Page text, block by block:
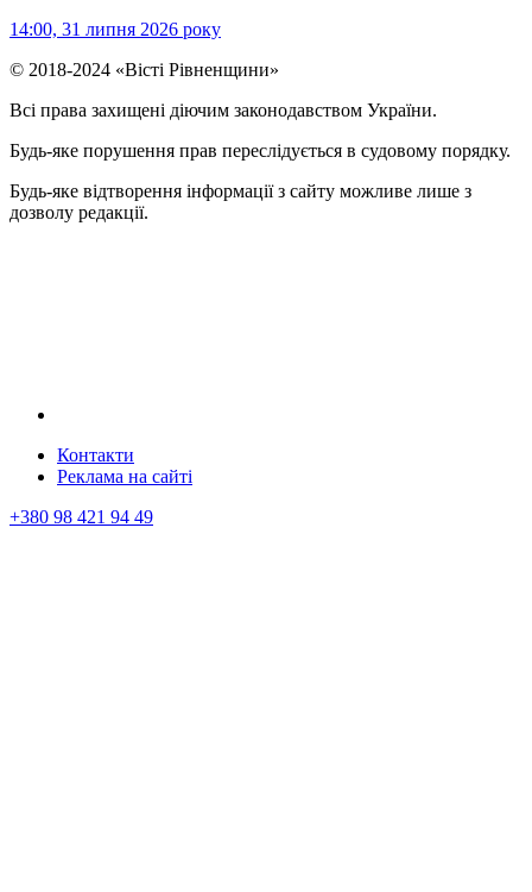
14:00, 31 липня 2026 року
© 2018-2024 «Вісті Рівненщини»
Всі права захищені діючим законодавством України.
Будь-яке порушення прав переслідується в судовому порядку.
Будь-яке відтворення інформації з сайту можливе лише з
дозволу редакції.
Контакти
Реклама на сайтi
+380 98 421 94 49